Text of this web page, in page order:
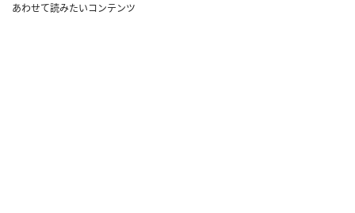
あわせて読みたいコンテンツ